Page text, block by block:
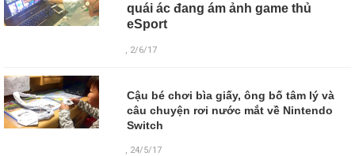
quái ác đang ám ảnh game thủ
eSport
, 2/6/17
Cậu bé chơi bìa giấy, ông bố tâm lý và
câu chuyện rơi nước mắt về Nintendo
Switch
, 24/5/17